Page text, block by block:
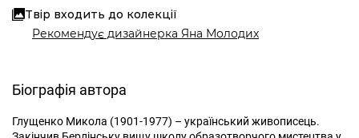
Твір входить до колекції
Рекомендує дизайнерка Яна Молодих
Біографія автора
Глущенко Микола (1901-1977) – український живописець.